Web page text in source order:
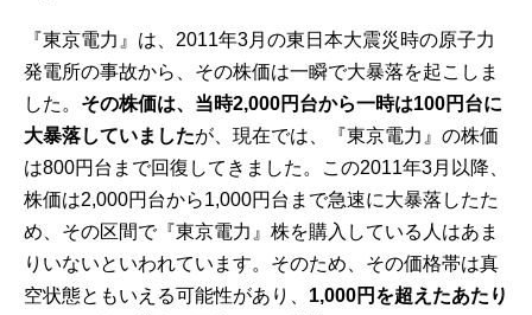
『東京電力』は、2011年3月の東日本大震災時の原子力
発電所の事故から、その株価は一瞬で大暴落を起こしま
した。 その株価は、当時2,000円台から一時は100円台に
大暴落していましたが、現在では、『東京電力』の株価
は800円台まで回復してきました。この2011年3月以降、
株価は2,000円台から1,000円台まで急速に大暴落したた
め、その区間で『東京電力』株を購入している人はあま
りいないといわれています。そのため、その価格帯は真
空状態ともいえる可能性があり、 1,000円を超えたあたり